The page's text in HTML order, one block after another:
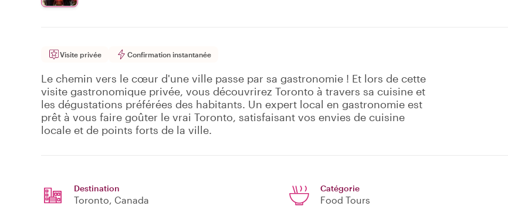
Visite privée Confirmation instantanée
Le chemin vers le cœur d'une ville passe par sa gastronomie ! Et lors de cette
visite gastronomique privée, vous découvrirez Toronto à travers sa cuisine et
les dégustations préférées des habitants. Un expert local en gastronomie est
prêt à vous faire goûter le vrai Toronto, satisfaisant vos envies de cuisine
locale et de points forts de la ville.
Destination
Toronto, Canada
Catégorie
Food Tours